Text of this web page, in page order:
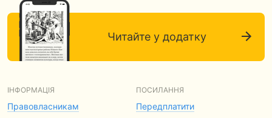
Читайте у додатку
ІНФОРМАЦІЯ
Правовласникам
ПОСИЛАННЯ
Передплатити